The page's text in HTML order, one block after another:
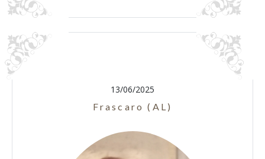
13/06/2025
Frascaro (AL)